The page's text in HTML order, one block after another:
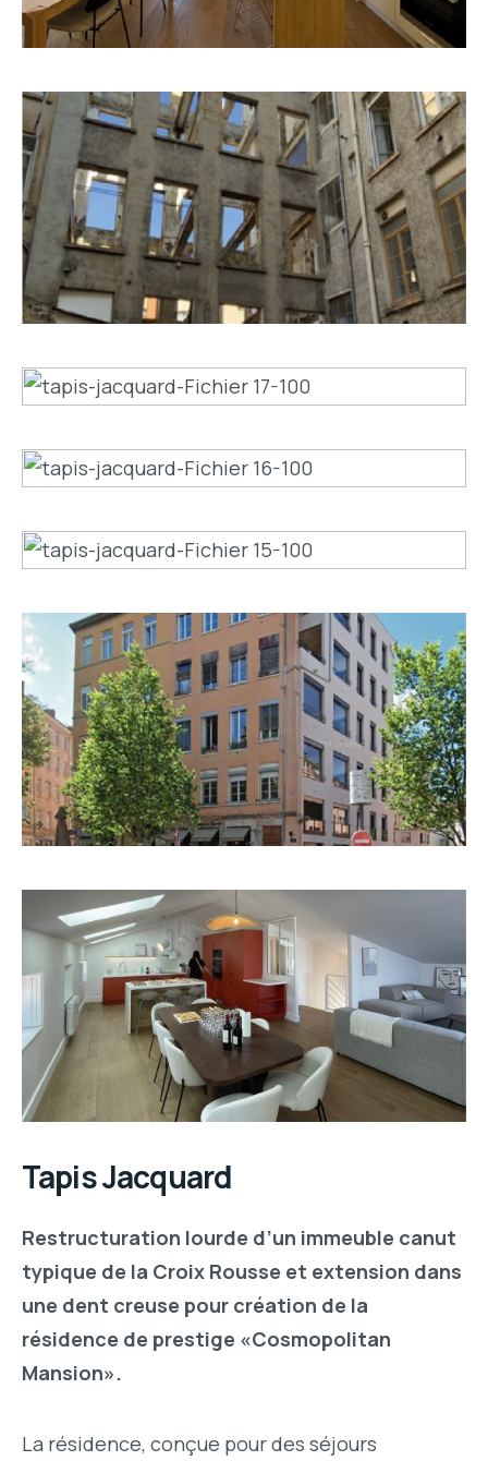
Tapis Jacquard
Restructuration lourde d’un immeuble canut
typique de la Croix Rousse et extension dans
une dent creuse pour création de la
résidence de prestige «Cosmopolitan
Mansion».
La résidence, conçue pour des séjours